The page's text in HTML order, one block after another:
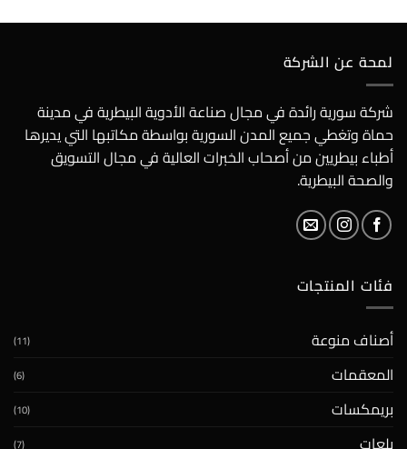
لمحة عن الشركة
شركة سورية رائدة في مجال صناعة الأدوية البيطرية في مدينة
حماة وتغطي جميع المدن السورية بواسطة مكاتبها التي يديرها
أطباء بيطريين من أصحاب الخبرات العالية في مجال التسويق
والصحة البيطرية.
فئات المنتجات
أصناف منوعة (11)
المعقمات (6)
بريمكسات (10)
(7)